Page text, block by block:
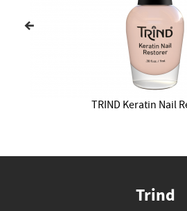
TRIND Keratin Nail
Trind